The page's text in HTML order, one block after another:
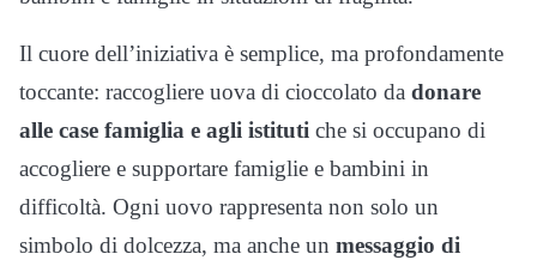
Il cuore dell’iniziativa è semplice, ma profondamente
toccante: raccogliere uova di cioccolato da donare
alle case famiglia e agli istituti che si occupano di
accogliere e supportare famiglie e bambini in
difficoltà. Ogni uovo rappresenta non solo un
simbolo di dolcezza, ma anche un messaggio di